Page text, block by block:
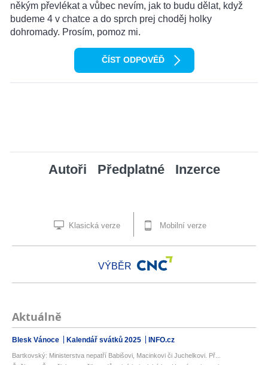
někým převlékat a vůbec nevím, jak to budu dělat, když
budeme 4 v chatce a do sprch prej choděj holky
dohromady. Prosím, pomoz mi.
ČÍST ODPOVĚĎ
Autoři Předplatné Inzerce
Klasická verze Mobilní verze
VÝBĚR
Aktuálně
Blesk Vánoce Kalendář svátků 2025 INFO.cz
Bartkovský: Ministerstva nepatří Babišovi, Macinkovi či Juchelkovi. Př...